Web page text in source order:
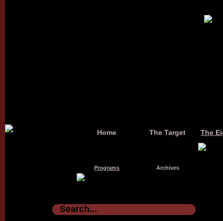
Home The Target The
Programs Archives